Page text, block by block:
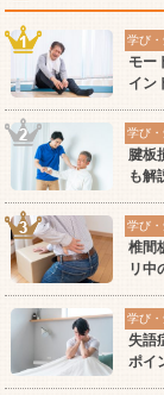
学び
モー
イン
学び
腱板
も解
学び
椎間
リ中
学び
失語
ポイ